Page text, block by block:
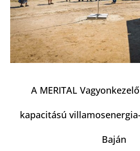
A MERITAL
kapacitású
Baján